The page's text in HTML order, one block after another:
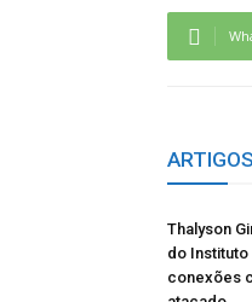
Thalyson
do
conexões